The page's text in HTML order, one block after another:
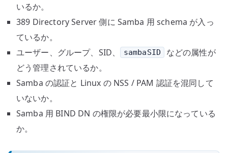
いるか。
389 Directory Server 側に Samba 用 schema が入っ
ているか。
ユーザー、グループ、SID、
sambaSID
などの属性が
どう管理されているか。
Samba の認証と Linux の NSS / PAM 認証を混同して
いないか。
Samba 用 BIND DN の権限が必要最小限になっている
か。